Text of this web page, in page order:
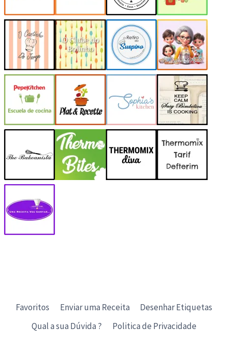
Favoritos Enviar uma Receita
Desenhar Etiquetas
Qual a sua Dúvida ?
Politica de Privacidade